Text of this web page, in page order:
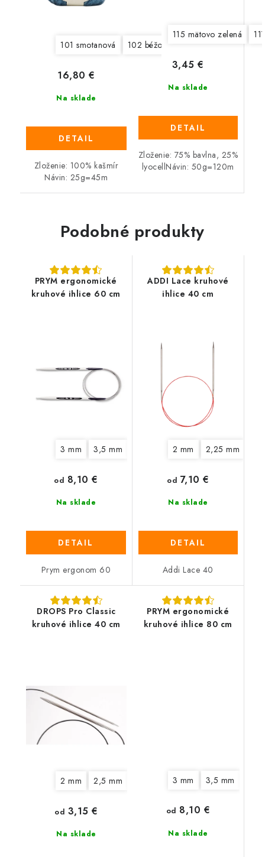
101 smotanová 102 béžová 103 tmavá béžová
Na sklade
16,80 €
DETAIL
Zloženie: 100% kašmír
Návin: 25g=45m
115 mätovo zelená
Na sklade
3,45 €
DETAIL
Zloženie: 75% bavlna, 25%
lyocellNávin: 50g=120m
Podobné produkty
PRYM ergonomické
kruhové ihlice 60 cm
3 mm 3,5 mm 4,5 mm 5 mm
Na sklade
od 8,10 €
DETAIL
Prym ergonom 60
ADDI Lace kruhové
ihlice 40 cm
2 mm 2,25 mm
Na sklade
od 7,10 €
DETAIL
Addi Lace 40
DROPS Pro Classic
kruhové ihlice 40 cm
2 mm 2,5 mm 3,5 mm 4 mm
Na sklade
od 3,15 €
PRYM ergonomické
kruhové ihlice 80 cm
3 mm 3,5 mm
Na sklade
od 8,10 €